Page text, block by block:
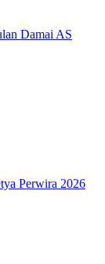
Damai AS
Perwira 2026